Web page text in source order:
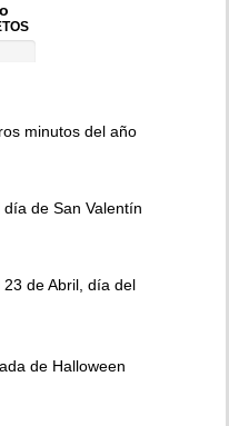
minutos del año
de San Valentín
de Abril, día del
de Halloween